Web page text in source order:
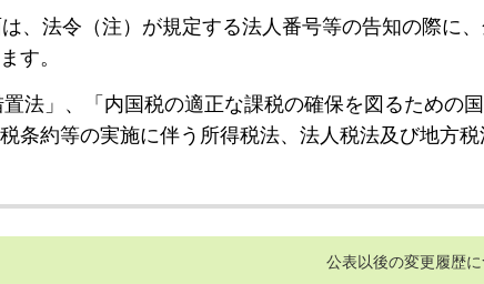
、法令（注）が規定する法人番号等の告知の際に
す。
置法」、「内国税の適正な課税の確保を図るための
条約等の実施に伴う所得税法、法人税法及び地方
公表以後の変更履歴に